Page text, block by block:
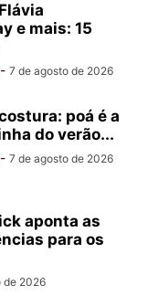
e mais: 15
- 7 de agosto de 2026
poá é a
do verão...
- 7 de agosto de 2026
aponta as
para os
de 2026